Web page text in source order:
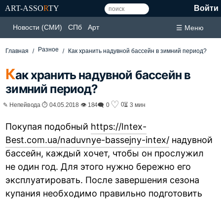
ART-ASSORTY Войти
Новости (СМИ) СПб Арт ☰ Меню
Главная Разное Как хранить надувной бассейн в зимний период?
Как хранить надувной бассейн в
зимний период?
✎ Непейвода ⏱ 04.05.2018 👁 184🗨 0 ♡ 0⏳ 3 мин
Покупая подобный https://Intex-
Best.com.ua/naduvnye-bassejny-intex/ надувной
бассейн, каждый хочет, чтобы он прослужил
не один год. Для этого нужно бережно его
эксплуатировать. После завершения сезона
купания необходимо правильно подготовить